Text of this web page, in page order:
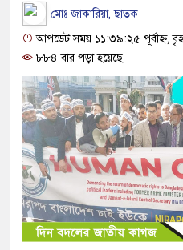
মোঃ জাকারিয়া, ছাতক
আপডেট সময় ১১:৩৯:২৫ পূর্বাহ্ন,
৮৮৪ বার পড়া হয়েছে